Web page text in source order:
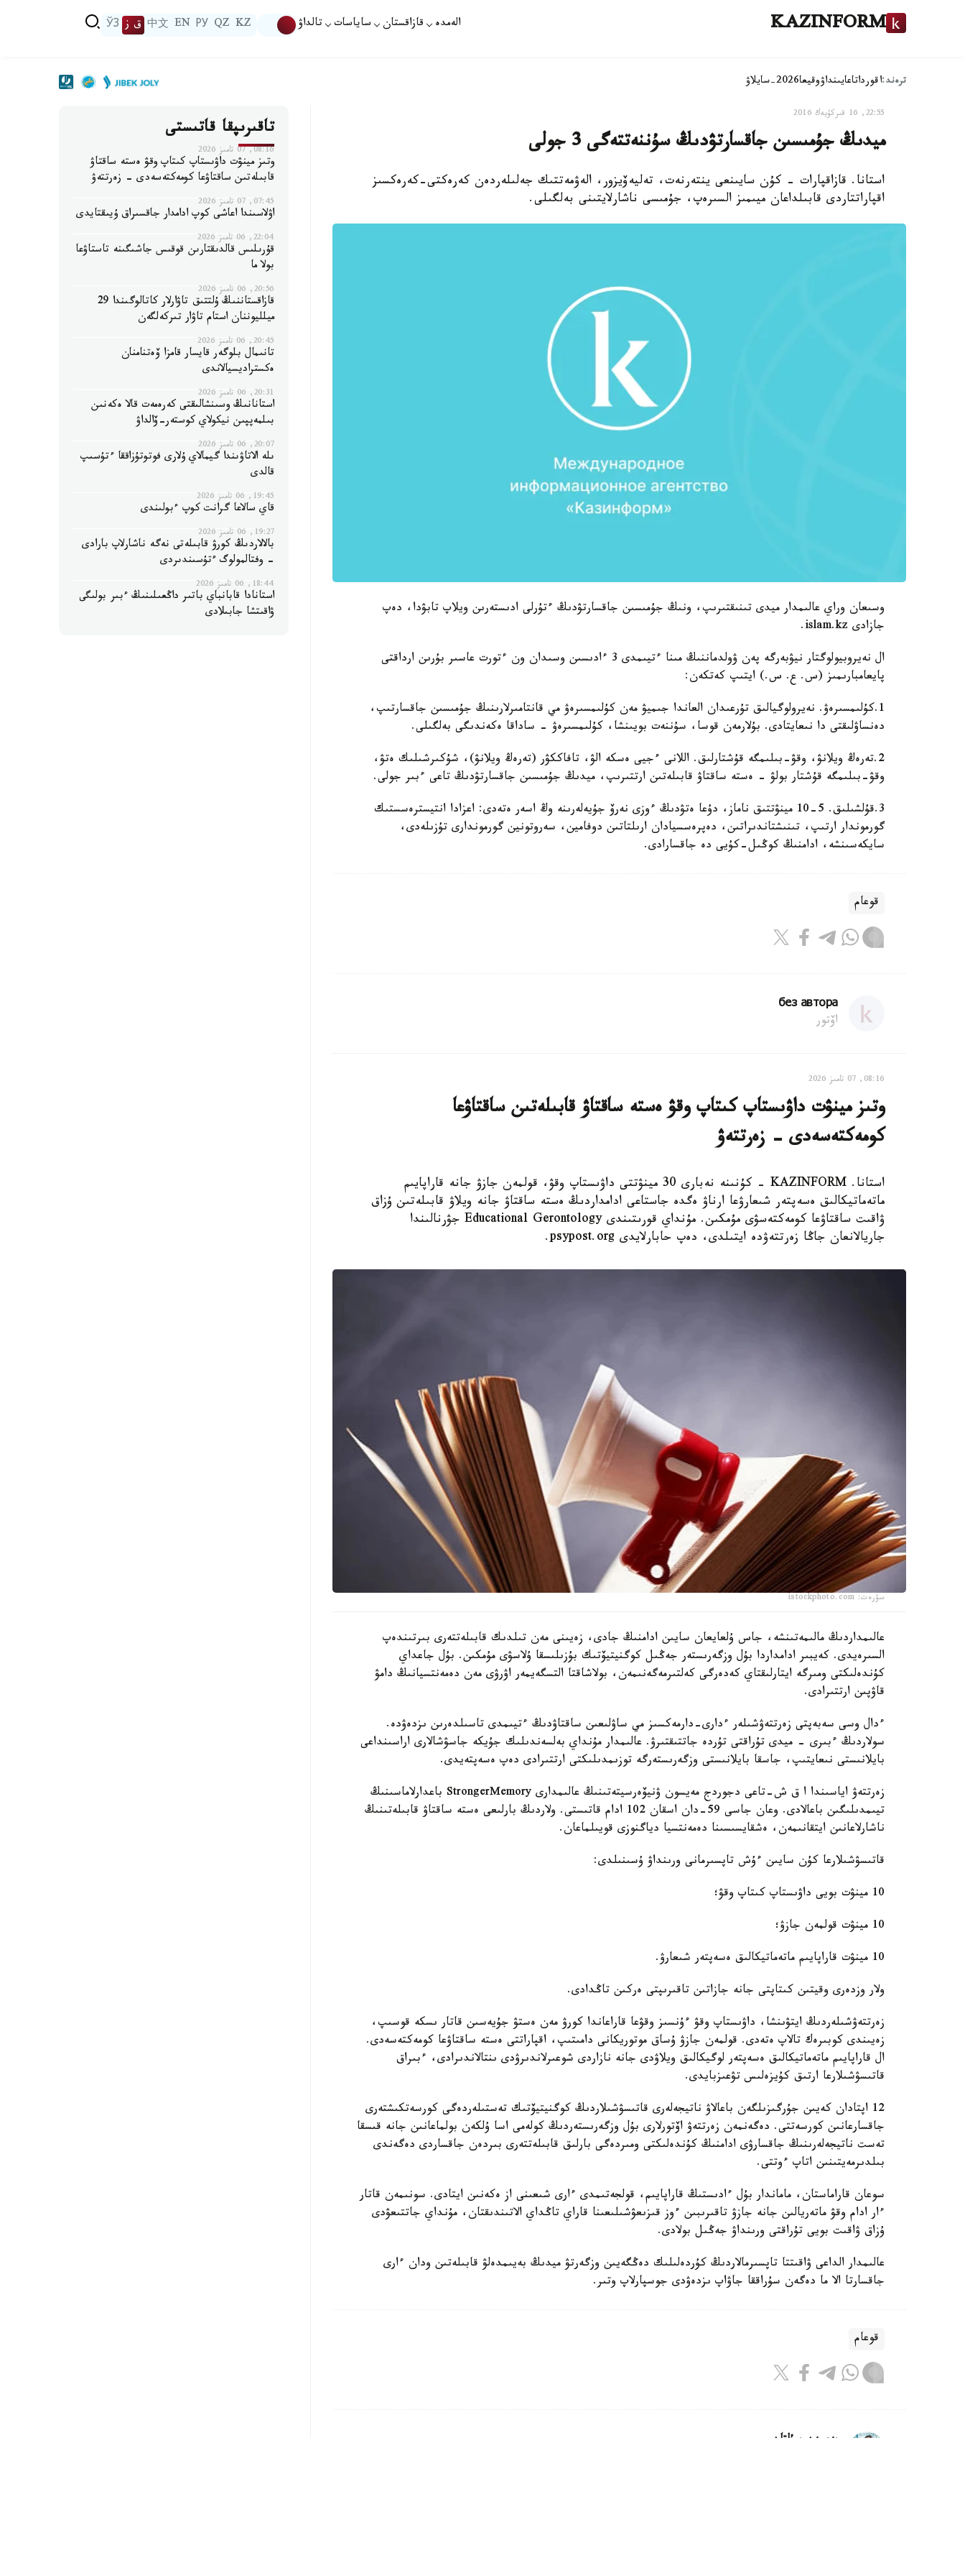
KAZINFORM الەمدە قازاقستان ساياسات تالداۋ KZ
QZ
РУ
EN
中文 ق ز ЎЗ
ترەند:اقورداتاعايىنداۋوقيعا2026-سايلاۋ
22:55, 16 قىركۇيەك 2016
ميدىڭ جۇمىسىن جاقسارتۋدىڭ سۇننەتتەگى 3 جولى
استانا. قازاقپارات - كۇن سايىنعى ينتەرنەت، تەليەۆيزور، الەۋمەتتىك جەلىلەردەن كەرەكتى-كەرەكسىز
اقپاراتتاردى قابىلداعان ميىمىز السىرەپ، جۇمىسى ناشارلايتىنى بەلگىلى.
وسىعان وراي عالىمدار ميدى تىنىقتىرىپ، ونىڭ جۇمىسىن جاقسارتۋدىڭ ءتۇرلى ادىستەرىن ويلاپ تابۋدا، دەپ
جازادى islam.kz.
ال نەيروبيولوگتار نيۋبەرگە پەن ۋولدماننىڭ مىنا ءتيىمدى 3 ءادىسىن وسىدان ون ءتورت عاسىر بۇرىن ارداقتى
پايعامبارىمىز (س. ع. س.) ايتىپ كەتكەن:
1.كۇلىمسىرەۋ. نەيرولوگيالىق تۇرعىدان العاندا جىميۋ مەن كۇلىمسىرەۋ مي قانتامىرلارىنىڭ جۇمىسىن جاقسارتىپ،
دەنساۋلىقتى دا نىعايتادى. بۇلارمەن قوسا، سۇننەت بويىنشا، كۇلىمسىرەۋ - ساداقا ەكەندىگى بەلگىلى.
2.تەرەڭ ويلانۋ، وقۋ-بىلىمگە قۇشتارلىق. اللانى ءجيى ەسكە الۋ، تافاككۋر (تەرەڭ ويلانۋ)، شۇكىرشىلىك ەتۋ،
وقۋ-بىلىمگە قۇشتار بولۋ - ەستە ساقتاۋ قابىلەتىن ارتتىرىپ، ميدىڭ جۇمىسىن جاقسارتۋدىڭ تاعى ءبىر جولى.
3.قۇلشىلىق. 5-10 مينۋتتىق ناماز، دۇعا ەتۋدىڭ ءوزى نەرۆ جۇيەلەرىنە وڭ اسەر ەتەدى: اعزادا انتيسترەسستىك
گورموندار ارتىپ، تىنىشتاندىراتىن، دەپرەسسيادان ارىلتاتىن دوفامين، سەروتونين گورموندارى تۇزىلەدى،
سايكەسىنشە، ادامنىڭ كوڭىل-كۇيى دە جاقسارادى.
قوعام
без автора
اۆتور
08:16, 07 تامىز 2026
وتىز مينۋت داۋىستاپ كىتاپ وقۋ ەستە ساقتاۋ قابىلەتىن ساقتاۋعا
كومەكتەسەدى - زەرتتەۋ
استانا. KAZINFORM - كۇنىنە نەبارى 30 مينۋتتى داۋىستاپ وقۋ، قولمەن جازۋ جانە قاراپايىم
ماتەماتيكالىق ەسەپتەر شىعارۋعا ارناۋ ەگدە جاستاعى ادامداردىڭ ەستە ساقتاۋ جانە ويلاۋ قابىلەتىن ۇزاق
ۋاقىت ساقتاۋعا كومەكتەسۋى مۇمكىن. مۇنداي قورىتىندى Educational Gerontology جۋرنالىندا
جاريالانعان جاڭا زەرتتەۋدە ايتىلدى، دەپ حابارلايدى psypost.org.
سۋرەت: istockphoto.com
عالىمداردىڭ مالىمەتىنشە، جاس ۇلعايعان سايىن ادامنىڭ جادى، زەيىنى مەن تىلدىك قابىلەتتەرى بىرتىندەپ
السىرەيدى. كەيبىر ادامداردا بۇل وزگەرىستەر جەڭىل كوگنيتيۆتىك بۇزىلىسقا ۇلاسۋى مۇمكىن. بۇل جاعداي
كۇندەلىكتى ومىرگە ايتارلىقتاي كەدەرگى كەلتىرمەگەنىمەن، بولاشاقتا التسگەيمەر اۋرۋى مەن دەمەنتسيانىڭ دامۋ
قاۋپىن ارتتىرادى.
ءدال وسى سەبەپتى زەرتتەۋشىلەر ءدارى-دارمەكسىز مي ساۋلىعىن ساقتاۋدىڭ ءتيىمدى تاسىلدەرىن ىزدەۋدە.
سولاردىڭ ءبىرى - ميدى تۇراقتى تۇردە جاتتىقتىرۋ. عالىمدار مۇنداي بەلسەندىلىك جۇيكە جاسۋشالارى اراسىنداعى
بايلانىستى نىعايتىپ، جاسقا بايلانىستى وزگەرىستەرگە توزىمدىلىكتى ارتتىرادى دەپ ەسەپتەيدى.
زەرتتەۋ اياسىندا ا ق ش-تاعى دجوردج مەيسون ۋنيۆەرسيتەتىنىڭ عالىمدارى StrongerMemory باعدارلاماسىنىڭ
تيىمدىلىگىن باعالادى. وعان جاسى 59-دان اسقان 102 ادام قاتىستى. ولاردىڭ بارلىعى ەستە ساقتاۋ قابىلەتىنىڭ
ناشارلاعانىن ايتقانىمەن، ەشقايسىسىنا دەمەنتسيا دياگنوزى قويىلماعان.
قاتىسۋشىلارعا كۇن سايىن ءۇش تاپسىرمانى ورىنداۋ ۇسىنىلدى:
10 مينۋت بويى داۋىستاپ كىتاپ وقۋ؛
10 مينۋت قولمەن جازۋ؛
10 مينۋت قاراپايىم ماتەماتيكالىق ەسەپتەر شىعارۋ.
ولار وزدەرى وقيتىن كىتاپتى جانە جازاتىن تاقىرىپتى ەركىن تاڭدادى.
زەرتتەۋشىلەردىڭ ايتۋىنشا، داۋىستاپ وقۋ ءۇنسىز وقۋعا قاراعاندا كورۋ مەن ەستۋ جۇيەسىن قاتار ىسكە قوسىپ،
زەيىندى كوبىرەك تالاپ ەتەدى. قولمەن جازۋ ۇساق موتوريكانى دامىتىپ، اقپاراتتى ەستە ساقتاۋعا كومەكتەسەدى.
ال قاراپايىم ماتەماتيكالىق ەسەپتەر لوگيكالىق ويلاۋدى جانە نازاردى شوعىرلاندىرۋدى ىنتالاندىرادى، ءبىراق
قاتىسۋشىلارعا ارتىق كۇيزەلىس تۋعىزبايدى.
12 اپتادان كەيىن جۇرگىزىلگەن باعالاۋ ناتيجەلەرى قاتىسۋشىلاردىڭ كوگنيتيۆتىك تەستىلەردەگى كورسەتكىشتەرى
جاقسارعانىن كورسەتتى. دەگەنمەن زەرتتەۋ اۆتورلارى بۇل وزگەرىستەردىڭ كولەمى اسا ۇلكەن بولماعانىن جانە قىسقا
تەست ناتيجەلەرىنىڭ جاقسارۋى ادامنىڭ كۇندەلىكتى ومىردەگى بارلىق قابىلەتتەرى بىردەن جاقساردى دەگەندى
بىلدىرمەيتىنىن اتاپ ءوتتى.
سوعان قاراماستان، ماماندار بۇل ءادىستىڭ قاراپايىم، قولجەتىمدى ءارى شىعىنى از ەكەنىن ايتادى. سونىمەن قاتار
ءار ادام وقۋ ماتەريالىن جانە جازۋ تاقىرىبىن ءوز قىزىعۋشىلىعىنا قاراي تاڭداي الاتىندىقتان، مۇنداي جاتتىعۋدى
ۇزاق ۋاقىت بويى تۇراقتى ورىنداۋ جەڭىل بولادى.
عالىمدار الداعى ۋاقىتتا تاپسىرمالاردىڭ كۇردەلىلىك دەڭگەيىن وزگەرتۋ ميدىڭ بەيىمدەلۋ قابىلەتىن ودان ءارى
جاقسارتا الا ما دەگەن سۇراققا جاۋاپ ىزدەۋدى جوسپارلاپ وتىر.
قوعام
بەيسەن سۇلتان
تاقىرىپقا قاتىستى
08:16, 07 تامىز 2026
وتىز مينۋت داۋىستاپ كىتاپ وقۋ ەستە ساقتاۋ
قابىلەتىن ساقتاۋعا كومەكتەسەدى - زەرتتەۋ
07:45, 07 تامىز 2026
اۋلاسىندا اعاشى كوپ ادامدار جاقسىراق ۇيىقتايدى
22:04, 06 تامىز 2026
قۇرىلىس قالدىقتارىن قوقىس جاشىگىنە تاستاۋعا
بولا ما
20:56, 06 تامىز 2026
قازاقستاننىڭ ۇلتتىق تاۋارلار كاتالوگىندا 29
ميلليوننان استام تاۋار تىركەلگەن
20:45, 06 تامىز 2026
تانىمال بلوگەر قايسار قامزا ۆەتنامنان
ەكستراديسيالاندى
20:31, 06 تامىز 2026
استانانىڭ وسىنشالىقتى كەرەمەت قالا ەكەنىن
بىلمەپپىن نيكولاي كوستەر-ۆالداۋ
20:07, 06 تامىز 2026
ىلە الاتاۋىندا گيمالاي ۇلارى فوتوتۇزاققا ءتۇسىپ
قالدى
19:45, 06 تامىز 2026
قاي سالاعا گرانت كوپ ءبولىندى
19:27, 06 تامىز 2026
بالالاردىڭ كورۋ قابىلەتى نەگە ناشارلاپ بارادى
- وفتالمولوگ ءتۇسىندىردى
18:44, 06 تامىز 2026
استانادا قابانباي باتىر داڭعىلىنىڭ ءبىر بولىگى
ۋاقىتشا جابىلادى